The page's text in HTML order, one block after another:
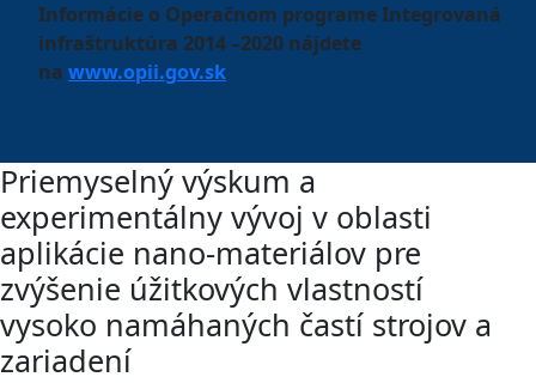
Informácie o Operačnom programe Integrovaná
infraštruktúra 2014 –2020 nájdete
na www.opii.gov.sk
Priemyselný výskum a
experimentálny vývoj v oblasti
aplikácie nano-materiálov pre
zvýšenie úžitkových vlastností
vysoko namáhaných častí strojov a
zariadení